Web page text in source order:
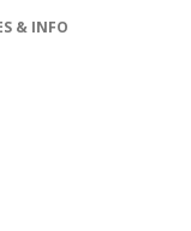
& INFO